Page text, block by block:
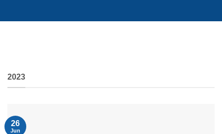
2023
26
Jun